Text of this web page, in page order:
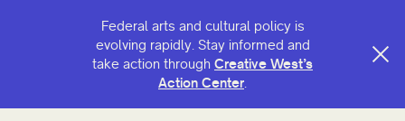
Federal arts and cultural policy is
evolving rapidly. Stay informed and
take action through Creative West’s
Action Center.